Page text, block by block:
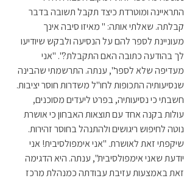
התראיינה ומוטרדת כיצד תקבל תשובה בדבר
קבלתה. שאלתי אותה: " מאיזו סיבה אינך
מעוניינת לספר להם על הנסיעה ולבקש שיודיעו
לך בהודעה כתובה האם התקבלת?". "אני
מעדיפה שלא לספר", ענתה. התרשמתי שהבינה
שנסיעותיה התכופות לחו"ל משדרות חוסר יציבות.
חשבתי כי נסיעותיה, בפרט ליעדים מסוכנים,
עולות בקנה אחד עם תוצאות האבחון כי אושרת
נוטה לחיפוש ריגושים ולהתנהל בחוסר זהירות.
שיקפתי זאת לאושרת. "אני אימפולסיבית! אני
יודעת שאני אימפולסיבית", ענתה. היא הדגימה
זאת באמצעות עזיבת עבודתה כמנהלת מרכז